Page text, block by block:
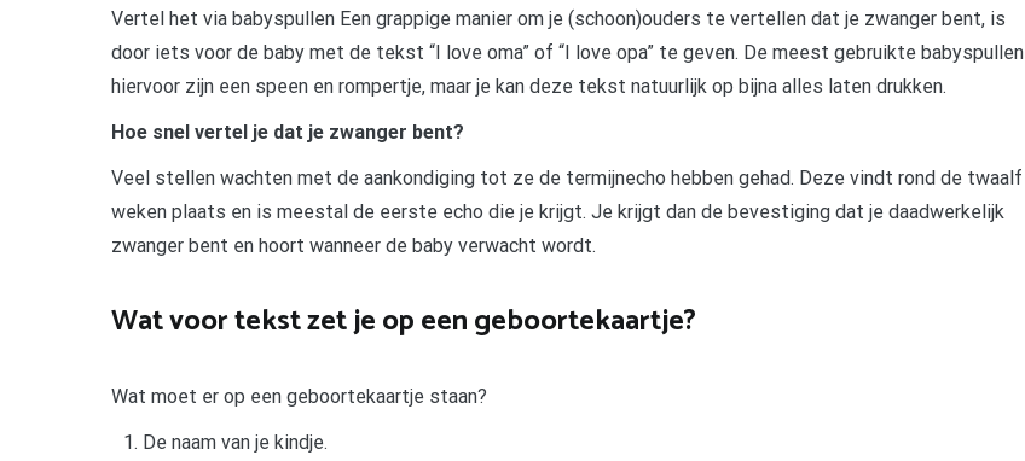
Vertel het via babyspullen Een grappige manier om je (schoon)ouders te vertellen dat je zwanger bent, is
door iets voor de baby met de tekst “I love oma” of “I love opa” te geven. De meest gebruikte babyspullen
hiervoor zijn een speen en rompertje, maar je kan deze tekst natuurlijk op bijna alles laten drukken.
Hoe snel vertel je dat je zwanger bent?
Veel stellen wachten met de aankondiging tot ze de termijnecho hebben gehad. Deze vindt rond de twaalf
weken plaats en is meestal de eerste echo die je krijgt. Je krijgt dan de bevestiging dat je daadwerkelijk
zwanger bent en hoort wanneer de baby verwacht wordt.
Wat voor tekst zet je op een geboortekaartje?
Wat moet er op een geboortekaartje staan?
De naam van je kindje.